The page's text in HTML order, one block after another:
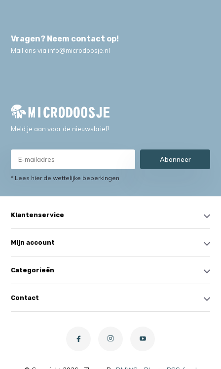
Vragen? Neem contact op!
Mail ons via info@microdoosje.nl
Meld je aan voor de nieuwsbrief!
Abonneer
* Lees hier de wettelijke beperkingen
Klantenservice
Mijn account
Categorieën
Contact